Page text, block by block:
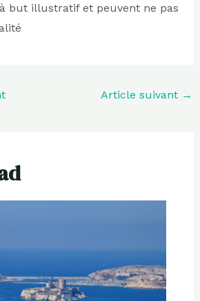
but illustratif et peuvent ne pas
Article suivant →